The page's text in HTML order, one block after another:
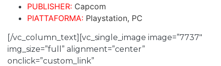
PUBLISHER: Capcom
PIATTAFORMA: Playstation, PC
[/vc_column_text][vc_single_image image=”7737″
img_size=”full” alignment=”center”
onclick=”custom_link”